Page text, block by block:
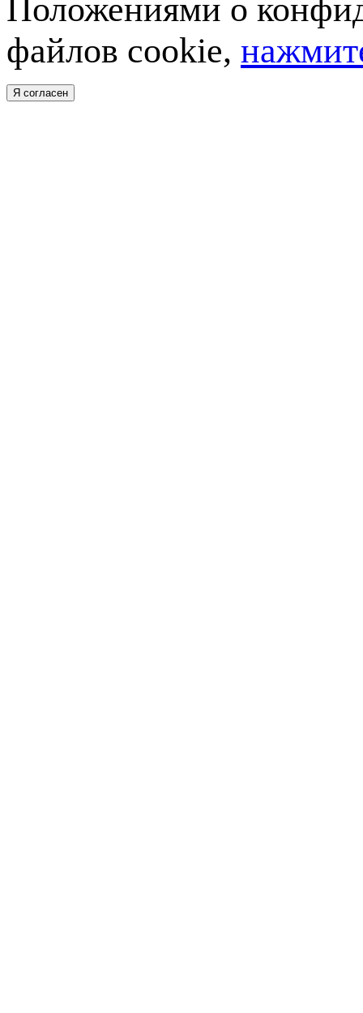
Положениями о
файлов cookie,
Я согласен